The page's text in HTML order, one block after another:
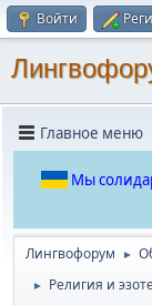
Войти
Главное меню
Мы
Лингвофорум ►
► Религия и